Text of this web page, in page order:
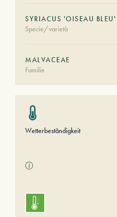
SYRIACUS 'OISEAU BLEU'
Specie/varietà
MALVACEAE
Familie
Wetterbeständigkeit
ⓘ